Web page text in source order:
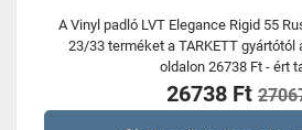
A Vinyl padló LVT Elegance Rigid 55
23/33 terméket a TARKETT gyártótól
oldalon 26738 Ft - ért
26738 Ft